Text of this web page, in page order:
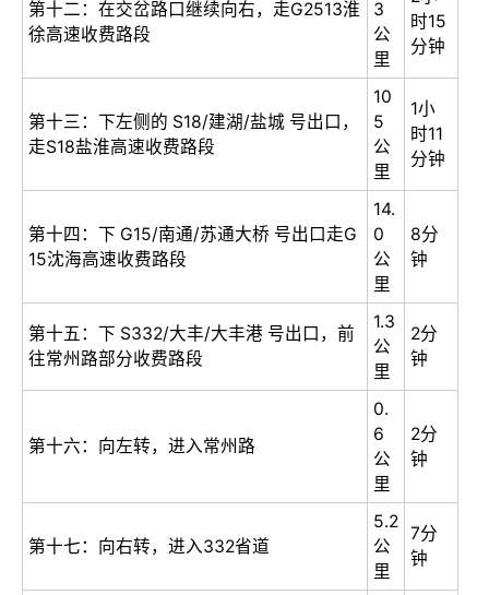
第十二：在交岔路口继续向右，走G2513淮
徐高速收费路段
3
公
里
时15
分钟
第十三：下左侧的 S18/建湖/盐城 号出口，
走S18盐淮高速收费路段
10
5
公
里
1小
时11
分钟
第十四：下 G15/南通/苏通大桥 号出口走G
15沈海高速收费路段
14.
0
公
里
8分
钟
第十五：下 S332/大丰/大丰港 号出口，前
往常州路部分收费路段
1.3
公
里
2分
钟
第十六：向左转，进入常州路
0.
6
公
里
2分
钟
第十七：向右转，进入332省道
5.2
公
里
7分
钟